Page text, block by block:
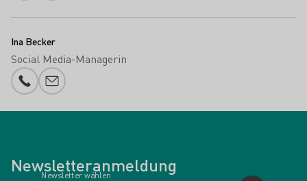
Ina Becker
Social Media-Managerin
Telefonnummer
E-Mail-Adresse
Newsletteranmeldung
Newsletter wählen